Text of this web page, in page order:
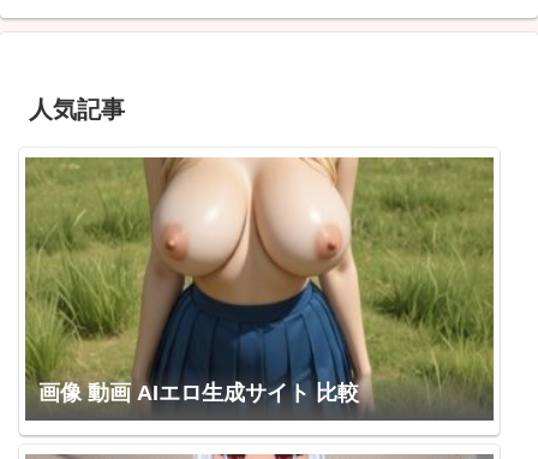
人気記事
画像 動画 AIエロ生成サイト 比較